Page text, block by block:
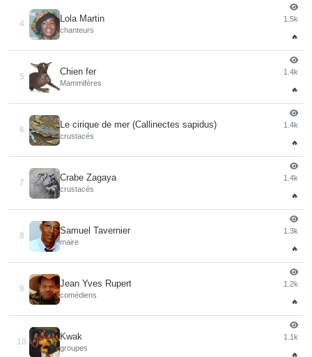
4
Lola Martin
chanteurs
1.5k
🔥
5
Chien fer
Mammifères
1.4k
🔥
6
Le cirique de mer (Callinectes sapidus)
crustacés
1.4k
🔥
7
Crabe Zagaya
crustacés
1.4k
🔥
8
Samuel Tavernier
maire
1.3k
🔥
9
Jean Yves Rupert
comédiens
1.2k
🔥
10
Kwak
groupes
1.1k
🔥